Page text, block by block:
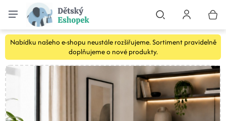
Nabídku našeho e-shopu neustále rozšiřujeme. Sortiment pravidelně
doplňujeme o nové produkty.